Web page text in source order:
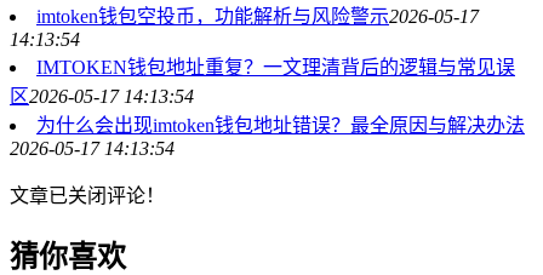
imtoken钱包空投币，功能解析与风险警示2026-05-17
14:13:54
IMTOKEN钱包地址重复？一文理清背后的逻辑与常见误
区2026-05-17 14:13:54
为什么会出现imtoken钱包地址错误？最全原因与解决办法
2026-05-17 14:13:54
文章已关闭评论！
猜你喜欢